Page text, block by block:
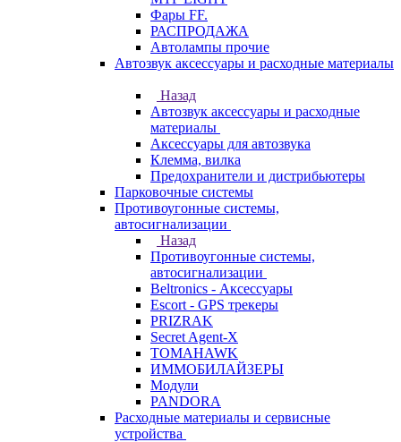
Фары FF.
РАСПРОДАЖА
Автолампы прочие
Автозвук аксессуары и расходные материалы
Назад
Автозвук аксессуары и расходные
материалы
Аксессуары для автозвука
Клемма, вилка
Предохранители и дистрибьютеры
Парковочные системы
Противоугонные системы,
автосигнализации
Назад
Противоугонные системы,
автосигнализации
Beltronics - Аксессуары
Escort - GPS трекеры
PRIZRAK
Secret Agent-X
TOMAHAWK
ИММОБИЛАЙЗЕРЫ
Модули
PANDORA
Расходные материалы и сервисные
устройства